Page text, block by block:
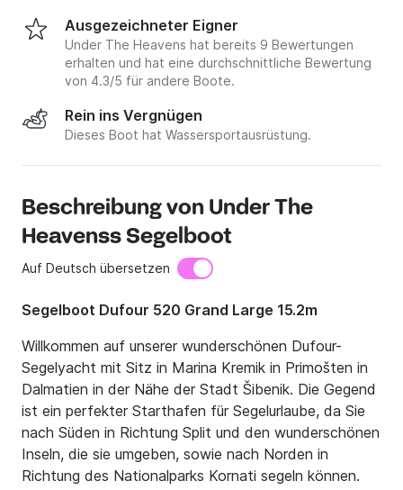
Ausgezeichneter Eigner
Under The Heavens hat bereits 9 Bewertungen
erhalten und hat eine durchschnittliche Bewertung
von 4.3/5 für andere Boote.
Rein ins Vergnügen
Dieses Boot hat Wassersportausrüstung.
Beschreibung von Under The
Heavenss Segelboot
Auf Deutsch übersetzen
Segelboot Dufour 520 Grand Large 15.2m
Willkommen auf unserer wunderschönen Dufour-
Segelyacht mit Sitz in Marina Kremik in Primošten in
Dalmatien in der Nähe der Stadt Šibenik. Die Gegend
ist ein perfekter Starthafen für Segelurlaube, da Sie
nach Süden in Richtung Split und den wunderschönen
Inseln, die sie umgeben, sowie nach Norden in
Richtung des Nationalparks Kornati segeln können.